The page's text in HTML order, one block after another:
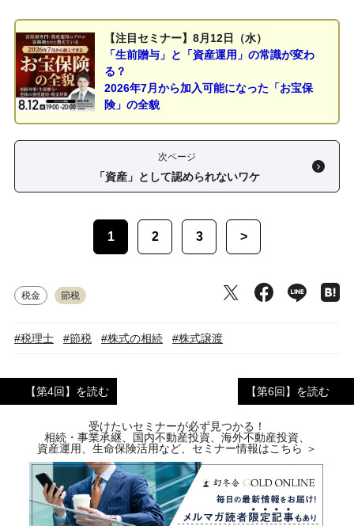
【注目セミナー】8月12日（水）
「生前贈与」と「資産運用」の常識が変わ
る？
2026年7月から加入可能になった「お宝保
険」の全貌
次ページ
「資産」として認められないワケ
1 2 3 >
税金 節税
#税理士 #節税 #株式の相続 #株式譲渡
【第4回】を読む 【第6回】を読む
受けたいセミナーが必ず見つかる！
相続・事業承継、国内不動産投資、海外不動産投資、
資産運用、生命保険活用など、セミナー情報はこちら ＞